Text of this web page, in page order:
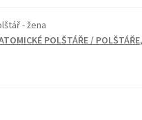
- žena
POLŠTÁŘE / POLŠTÁŘE,